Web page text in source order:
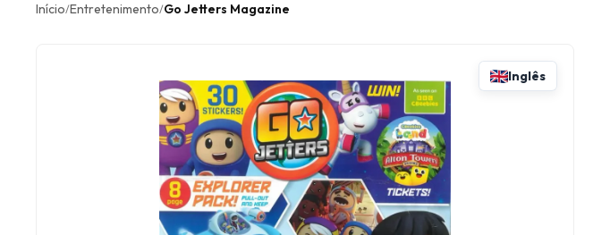
Início/Entretenimento/Go Jetters Magazine
Inglês